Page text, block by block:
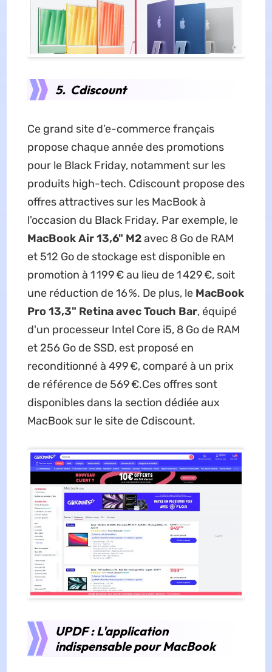
5. Cdiscount
Ce grand site d’e-commerce français
propose chaque année des promotions
pour le Black Friday, notamment sur les
produits high-tech. Cdiscount propose des
offres attractives sur les MacBook à
l'occasion du Black Friday. Par exemple, le
MacBook Air 13,6" M2avec 8 Go de RAM
et 512 Go de stockage est disponible en
promotion à 1 199 € au lieu de 1 429 €, soit
une réduction de 16 %. De plus, le MacBook
Pro 13,3" Retina avec Touch Bar, équipé
d'un processeur Intel Core i5, 8 Go de RAM
et 256 Go de SSD, est proposé en
reconditionné à 499 €, comparé à un prix
de référence de 569 €.Ces offres sont
disponibles dans la section dédiée aux
MacBook sur le site de Cdiscount.
UPDF : L'application
indispensable pour MacBook